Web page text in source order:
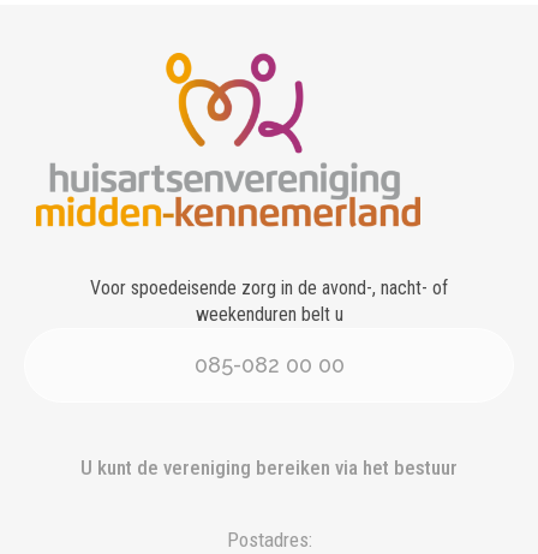
Voor spoedeisende zorg in de avond-, nacht- of
weekenduren belt u
085-082 00 00
U kunt de vereniging bereiken via het bestuur
Postadres: